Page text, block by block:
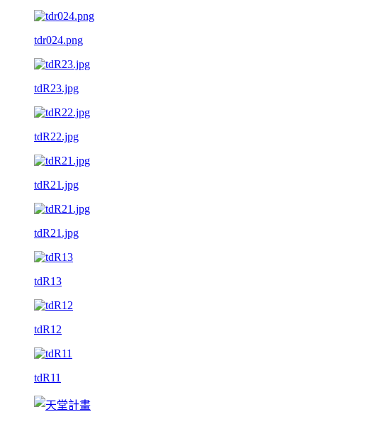
tdr024.png
tdR23.jpg
tdR22.jpg
tdR21.jpg
tdR21.jpg
tdR13
tdR12
tdR11